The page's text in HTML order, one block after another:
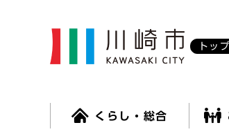
トップ
くらし・総合